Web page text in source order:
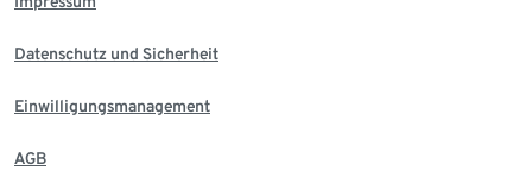
Datenschutz und Sicherheit
Einwilligungsmanagement
AGB